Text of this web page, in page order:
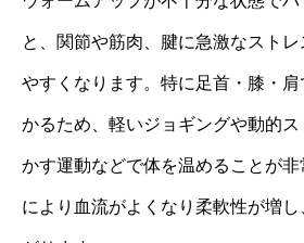
と、関節や筋肉、腱に急激なスト
やすくなります。特に足首・膝・
かるため、軽いジョギングや動的
かす運動などで体を温めることが
により血流がよくなり柔軟性が増